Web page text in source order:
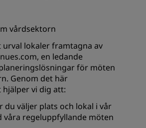
vårdsektorn
lokaler framtagna av
en ledande
för möten
Genom det här
vi dig att:
du väljer plats och lokal i vår
våra regeluppfyllande möten